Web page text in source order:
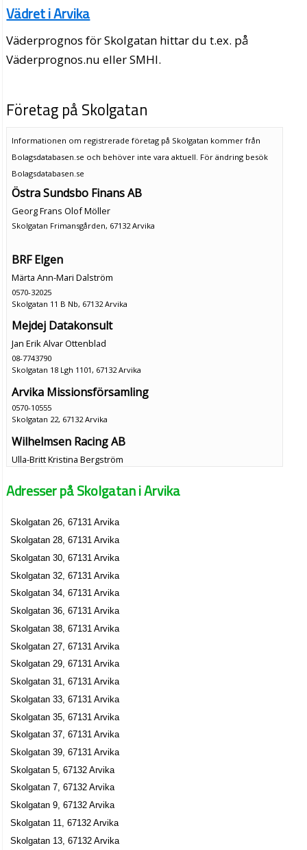
Vädret i Arvika
Väderprognos för Skolgatan hittar du t.ex. på
Väderprognos.nu eller SMHI.
Företag på Skolgatan
Informationen om registrerade företag på Skolgatan kommer från
Bolagsdatabasen.se och behöver inte vara aktuell. För ändring besök
Bolagsdatabasen.se
Östra Sundsbo Finans AB
Georg Frans Olof Möller
Skolgatan Frimansgården, 67132 Arvika
BRF Elgen
Märta Ann-Mari Dalström
0570-32025
Skolgatan 11 B Nb, 67132 Arvika
Mejdej Datakonsult
Jan Erik Alvar Ottenblad
08-7743790
Skolgatan 18 Lgh 1101, 67132 Arvika
Arvika Missionsförsamling
0570-10555
Skolgatan 22, 67132 Arvika
Wilhelmsen Racing AB
Ulla-Britt Kristina Bergström
Skolgatan 25, 67132 Arvika
Maria Eva-Lott Karlsson
0570-38050
Skolgatan 25 Frimansgården, 67132 Arvika
Dimle Golf & Country Club AB
Georg Frans Olof Möller
Skolgatan 25 Frimans Gården, 67132 Arvika
Dömle Herrgård AB
Georg Frans Olof Möller
Skolgatan 25 Frimansgården, 67132 Arvika
Dömle Herrgård Invest AB
Georg Frans Olof Möller
054-155150
Skolgatan 25 Frimansgården, 67132 Arvika
Ekonomikonsult i Arvika AB
Maria Eva-Lott Karlsson
0570-38050
Skolgatan 25 Frimansgården, 67131 Arvika
Östra Sundsbo Invest AB
Adresser på Skolgatan i Arvika
Skolgatan 26, 67131 Arvika
Skolgatan 28, 67131 Arvika
Skolgatan 30, 67131 Arvika
Skolgatan 32, 67131 Arvika
Skolgatan 34, 67131 Arvika
Skolgatan 36, 67131 Arvika
Skolgatan 38, 67131 Arvika
Skolgatan 27, 67131 Arvika
Skolgatan 29, 67131 Arvika
Skolgatan 31, 67131 Arvika
Skolgatan 33, 67131 Arvika
Skolgatan 35, 67131 Arvika
Skolgatan 37, 67131 Arvika
Skolgatan 39, 67131 Arvika
Skolgatan 5, 67132 Arvika
Skolgatan 7, 67132 Arvika
Skolgatan 9, 67132 Arvika
Skolgatan 11, 67132 Arvika
Skolgatan 13, 67132 Arvika